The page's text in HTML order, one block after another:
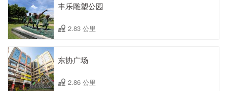
丰乐雕塑公园
2.83 公里
东协广场
2.86 公里